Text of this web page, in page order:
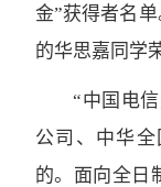
金”获得者名
的华思嘉同学
“中国电
公司、中华
的。面向全日